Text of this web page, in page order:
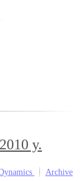
y.
Archive